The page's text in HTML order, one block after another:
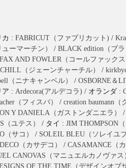
カ : FABRICUT（ファブリカット) /
ューマーチン）
/ BLACK edition（ブ
AND FOWLER（コールファック
（ジェーンチャーチル）
/
（ニナキャンベル）
/ OSBORNE＆
ア : Ardecora(アルデコラ) / オランダ :
（フィスバ）
/ creation baumann
Y DANIELA（ガストンダニエラ）
（ユテス）
/ タイ : JIM THOMPSON
（サコ）
/ SOLEIL BLEU（ソレイユ
（カサデコ）
/ CASAMANCE（
CANOVAS（マニュエルカノヴァス
OF THE TIME（デザインオブ